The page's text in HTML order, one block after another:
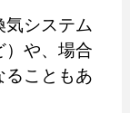
気システム
）や、場合
ることもあ